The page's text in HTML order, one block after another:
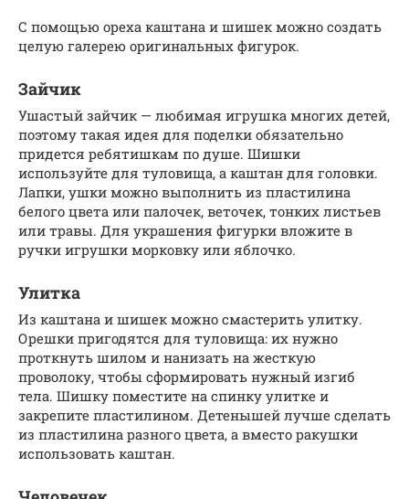
С помощью ореха каштана и шишек можно создать
целую галерею оригинальных фигурок.
Зайчик
Ушастый зайчик — любимая игрушка многих детей,
поэтому такая идея для поделки обязательно
придется ребятишкам по душе. Шишки
используйте для туловища, а каштан для головки.
Лапки, ушки можно выполнить из пластилина
белого цвета или палочек, веточек, тонких листьев
или травы. Для украшения фигурки вложите в
ручки игрушки морковку или яблочко.
Улитка
Из каштана и шишек можно смастерить улитку.
Орешки пригодятся для туловища: их нужно
проткнуть шилом и нанизать на жесткую
проволоку, чтобы сформировать нужный изгиб
тела. Шишку поместите на спинку улитке и
закрепите пластилином. Детенышей лучше сделать
из пластилина разного цвета, а вместо ракушки
использовать каштан.